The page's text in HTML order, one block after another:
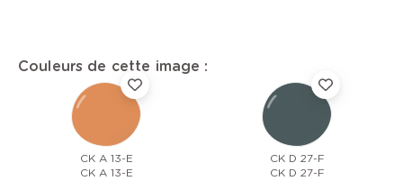
Couleurs de cette image :
CK A 13-E
CK A 13-E
CK D 27-F
CK D 27-F